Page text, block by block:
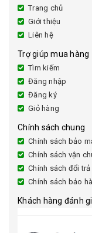
Trang chủ
Giới thiệu
Liên hệ
Trợ giúp mua hàng
Tìm kiếm
Đăng nhập
Đăng ký
Giỏ hàng
Chính sách chung
Chính sách bảo
Chính sách vận
Chính sách đổi trả
Chính sách bảo
Khách hàng đánh